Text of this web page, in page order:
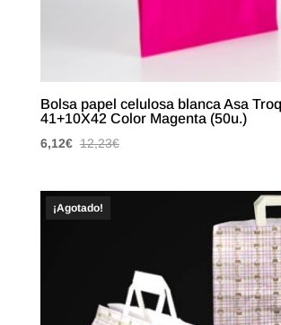
Bolsa papel celulosa blanca Asa
41+10X42 Color Magenta (50u.)
6,12€ 12,23€
¡Agotado!